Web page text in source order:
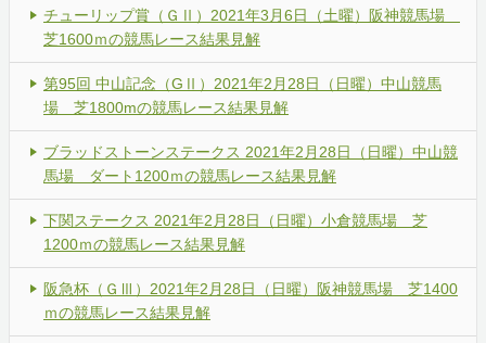
チューリップ賞（ＧⅡ）2021年3月6日（土曜）阪神競馬場
芝1600ｍの競馬レース結果見解
第95回 中山記念（GⅡ）2021年2月28日（日曜）中山競馬
場 芝1800mの競馬レース結果見解
ブラッドストーンステークス 2021年2月28日（日曜）中山競
馬場 ダート1200ｍの競馬レース結果見解
下関ステークス 2021年2月28日（日曜）小倉競馬場 芝
1200ｍの競馬レース結果見解
阪急杯（ＧⅢ）2021年2月28日（日曜）阪神競馬場 芝1400
ｍの競馬レース結果見解